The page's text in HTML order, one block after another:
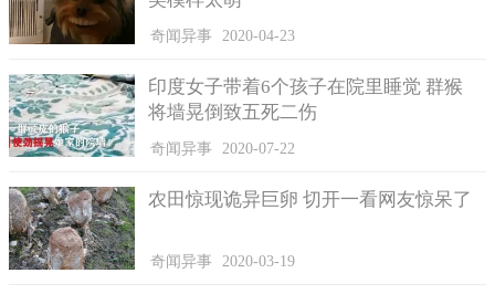
即使贵为金奖影帝，他完全不介意在打字机纪录片中轧一
角，此外接受专访，他竟然当起金牌业务员，不但马上卖给记者
一台，还当场「打」出感谢函，亲笔签名，「只花了你现金973美
奇闻异事 2020-04-23
印度女子带着6个孩子在院里睡觉 群猴
将墙晃倒致五死二伤
奇闻异事 2020-07-22
农田惊现诡异巨卵 切开一看网友惊呆了
奇闻异事 2020-03-19